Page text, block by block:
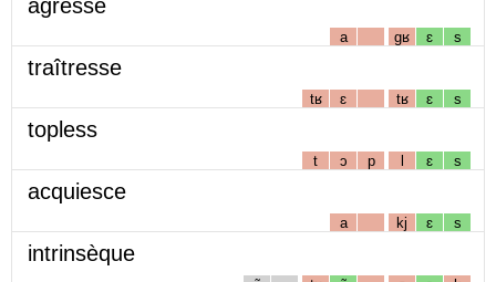
agresse
a gʁ ɛ s
traîtresse
tʁ ɛ tʁ ɛ s
topless
t ɔ p l ɛ s
acquiesce
a kj ɛ s
intrinsèque